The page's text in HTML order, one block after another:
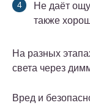
Не даёт
также
На разных
света через
Вред и